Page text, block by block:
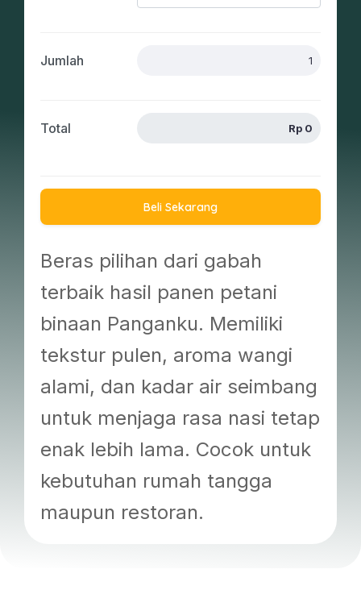
Jumlah
Total
Beli Sekarang
Beras pilihan dari gabah
terbaik hasil panen petani
binaan Panganku. Memiliki
tekstur pulen, aroma wangi
alami, dan kadar air seimbang
untuk menjaga rasa nasi tetap
enak lebih lama. Cocok untuk
kebutuhan rumah tangga
maupun restoran.